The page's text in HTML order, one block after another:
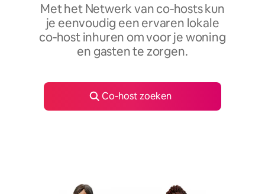
Met het Netwerk van co‑hosts kun
je eenvoudig een ervaren lokale
co‑host inhuren om voor je woning
en gasten te zorgen.
Co‑host zoeken